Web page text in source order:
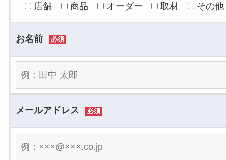
店舗 商品 オーダー 取材 その他
お名前 必須
メールアドレス 必須